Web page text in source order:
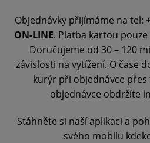
Objednávky přijímáme na tel:
ON-LINE. Platba kartou pouze
Doručujeme od 30 – 120
závislosti na vytížení. O čase
kurýr při objednávce
objednávce obdržíte
Stáhněte si naší aplikaci a
svého mobilu